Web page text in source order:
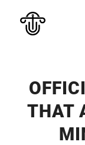
THAT